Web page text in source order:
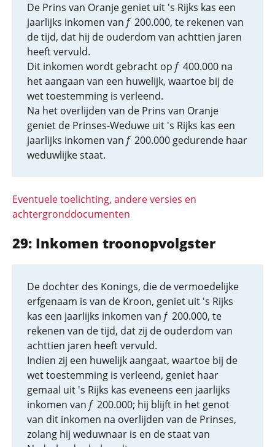
De Prins van Oranje geniet uit 's Rijks kas een
jaarlijks inkomen van f 200.000, te rekenen van
de tijd, dat hij de ouderdom van achttien jaren
heeft vervuld.
Dit inkomen wordt gebracht op f 400.000 na
het aangaan van een huwelijk, waartoe bij de
wet toestemming is verleend.
Na het overlijden van de Prins van Oranje
geniet de Prinses-Weduwe uit 's Rijks kas een
jaarlijks inkomen van f200.000 gedurende haar
weduwlijke staat.
Eventuele toelichting, andere versies en
achtergronddocumenten
29: Inkomen troonopvolgster
De dochter des Konings, die de vermoedelijke
erfgenaam is van de Kroon, geniet uit 's Rijks
kas een jaarlijks inkomen van f 200.000, te
rekenen van de tijd, dat zij de ouderdom van
achttien jaren heeft vervuld.
Indien zij een huwelijk aangaat, waartoe bij de
wet toestemming is verleend, geniet haar
gemaal uit 's Rijks kas eveneens een jaarlijks
inkomen van f200.000; hij blijft in het genot
van dit inkomen na overlijden van de Prinses,
zolang hij weduwnaar is en de staat van